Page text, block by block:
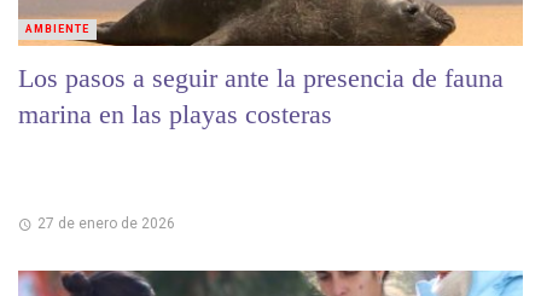
Los pasos a seguir ante la presencia de fauna
marina en las playas costeras
27 de enero de 2026
AMBIENTE